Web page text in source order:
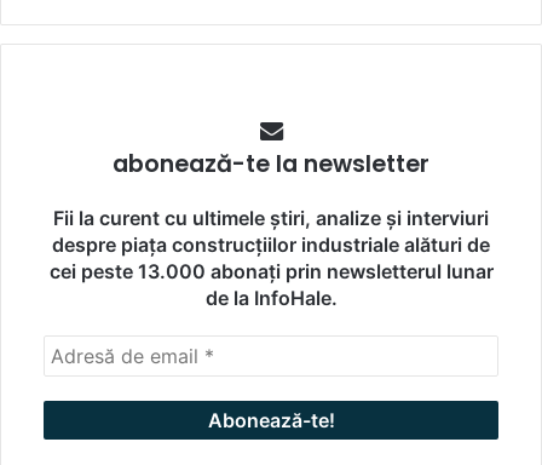
abonează-te la newsletter
Fii la curent cu ultimele știri, analize și interviuri
despre piața construcțiilor industriale alături de
cei peste 13.000 abonați prin newsletterul lunar
de la InfoHale.